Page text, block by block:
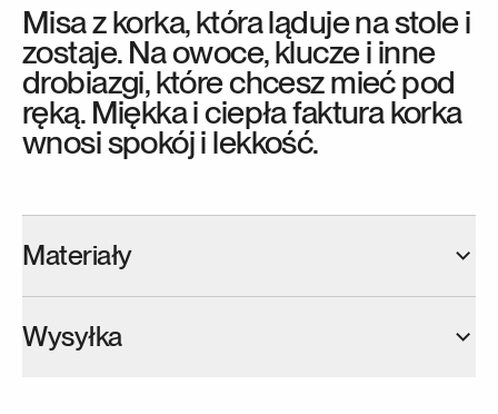
Misa z korka, która ląduje na stole i
zostaje. Na owoce, klucze i inne
drobiazgi, które chcesz mieć pod
ręką. Miękka i ciepła faktura korka
wnosi spokój i lekkość.
Materiały
Korek
Korek jest to naturalny materiał pozyskiwany z
Wysyłka